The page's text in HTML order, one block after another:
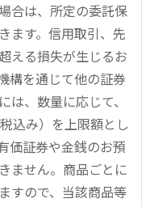
合は、所定の委託保
ます。信用取引、先
える損失が生じるお
構を通じて他の証券
、数量に応じて、
込み）を上限額とし
価証券や金銭のお預
ません。商品ごとに
すので、当該商品等